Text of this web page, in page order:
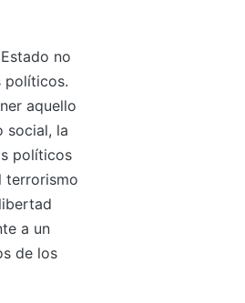
no
políticos.
aquello
social, la
políticos
terrorismo
a un
de los